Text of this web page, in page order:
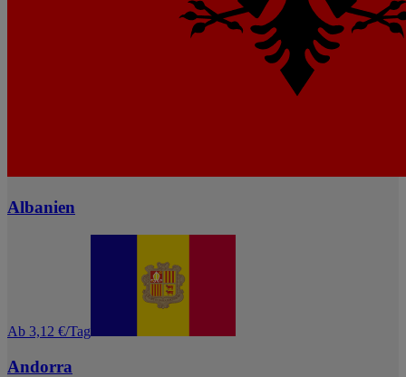
Albanien
Ab 3,12 €/Tag
Andorra